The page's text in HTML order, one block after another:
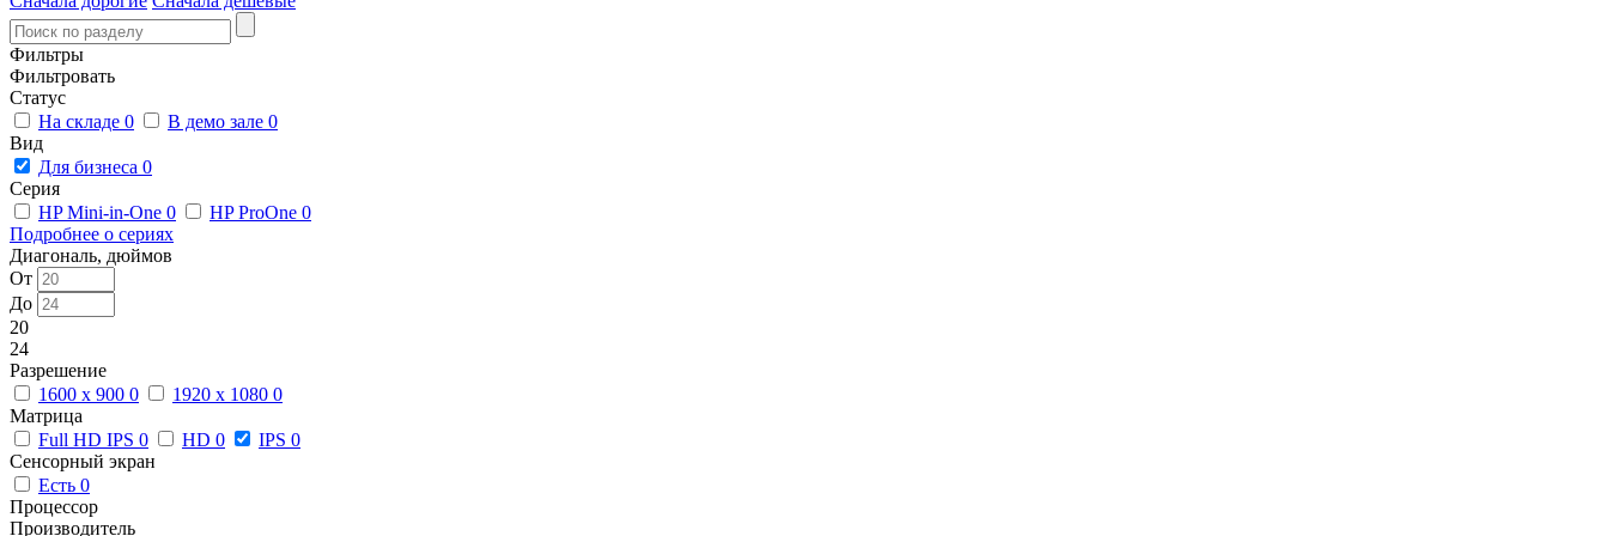
Фильтры
Фильтровать
Статус
На складе 0 В демо зале 0
Вид
Для бизнеса 0
Серия
HP Mini-in-One 0 HP ProOne 0
Подробнее о сериях
Диагональ, дюймов
От
До
20
24
Разрешение
1600 x 900 0 1920 x 1080 0
Матрица
Full HD IPS 0 HD 0 IPS 0
Сенсорный экран
Есть 0
Процессор
Производитель